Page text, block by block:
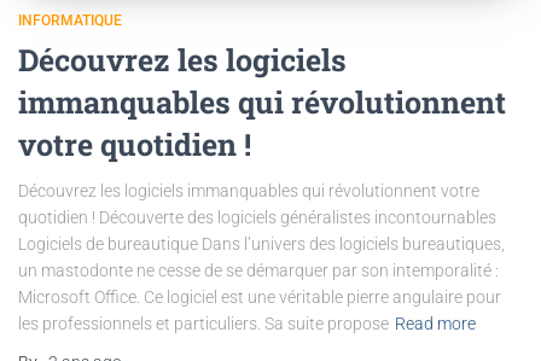
INFORMATIQUE
Découvrez les logiciels
immanquables qui révolutionnent
votre quotidien !
Découvrez les logiciels immanquables qui révolutionnent votre
quotidien ! Découverte des logiciels généralistes incontournables
Logiciels de bureautique Dans l’univers des logiciels bureautiques,
un mastodonte ne cesse de se démarquer par son intemporalité :
Microsoft Office. Ce logiciel est une véritable pierre angulaire pour
les professionnels et particuliers. Sa suite propose Read more